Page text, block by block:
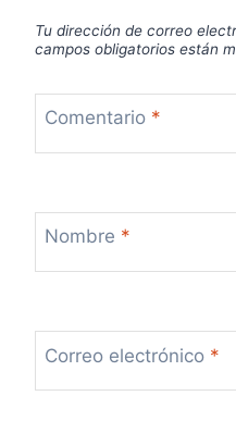
Tu dirección de correo
campos obligatorios están
Comentario *
Nombre *
Correo electrónico *